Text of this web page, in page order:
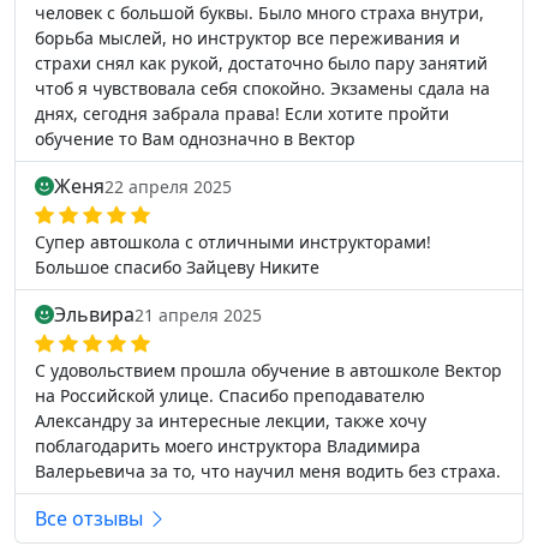
человек с большой буквы. Было много страха внутри,
борьба мыслей, но инструктор все переживания и
страхи снял как рукой, достаточно было пару занятий
чтоб я чувствовала себя спокойно. Экзамены сдала на
днях, сегодня забрала права! Если хотите пройти
обучение то Вам однозначно в Вектор
Женя22 апреля 2025
Супер автошкола с отличными инструкторами!
Большое спасибо Зайцеву Никите
Эльвира21 апреля 2025
С удовольствием прошла обучение в автошколе Вектор
на Российской улице. Спасибо преподавателю
Александру за интересные лекции, также хочу
поблагодарить моего инструктора Владимира
Валерьевича за то, что научил меня водить без страха.
Все отзывы